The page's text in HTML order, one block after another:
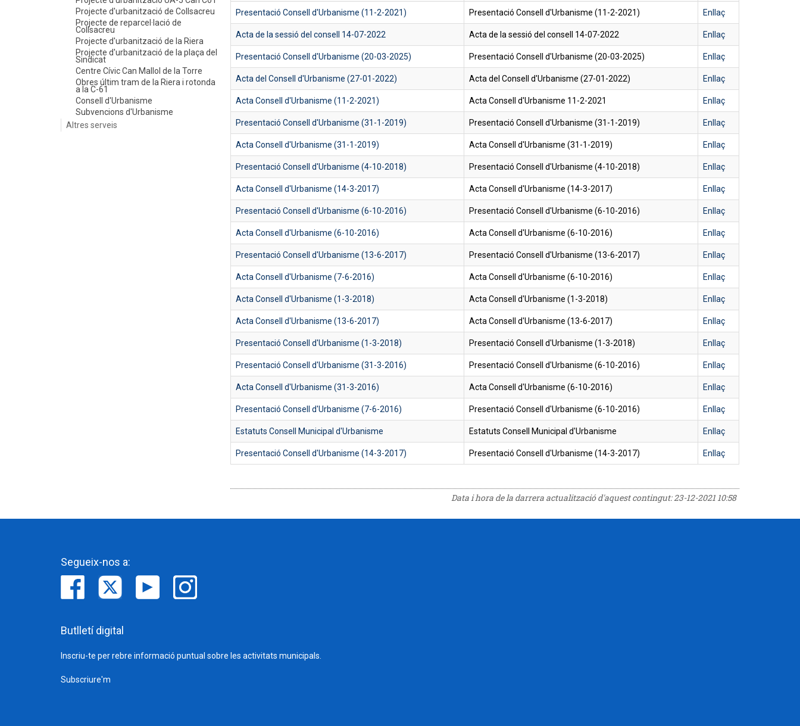
Projecte d'urbanització de Collsacreu
Projecte de reparcel·lació de
Collsacreu
Projecte d'urbanització de la Riera
Projecte d'urbanització de la plaça del
Sindicat
Centre Cívic Can Mallol de la Torre
Obres últim tram de la Riera i rotonda
a la C-61
Consell d'Urbanisme
Subvencions d'Urbanisme
Altres serveis
Presentació Consell d'Urbanisme (11-2-2021) Presentació Consell d'Urbanisme (11-2-2021) Enllaç
Acta de la sessió del consell 14-07-2022 Acta de la sessió del consell 14-07-2022 Enllaç
Presentació Consell d'Urbanisme (20-03-2025) Presentació Consell d'Urbanisme (20-03-2025) Enllaç
Acta del Consell d'Urbanisme (27-01-2022) Acta del Consell d'Urbanisme (27-01-2022) Enllaç
Acta Consell d'Urbanisme (11-2-2021) Acta Consell d'Urbanisme 11-2-2021 Enllaç
Presentació Consell d'Urbanisme (31-1-2019) Presentació Consell d'Urbanisme (31-1-2019) Enllaç
Acta Consell d'Urbanisme (31-1-2019) Acta Consell d'Urbanisme (31-1-2019) Enllaç
Presentació Consell d'Urbanisme (4-10-2018) Presentació Consell d'Urbanisme (4-10-2018) Enllaç
Acta Consell d'Urbanisme (14-3-2017) Acta Consell d'Urbanisme (14-3-2017) Enllaç
Presentació Consell d'Urbanisme (6-10-2016) Presentació Consell d'Urbanisme (6-10-2016) Enllaç
Acta Consell d'Urbanisme (6-10-2016) Acta Consell d'Urbanisme (6-10-2016) Enllaç
Presentació Consell d'Urbanisme (13-6-2017) Presentació Consell d'Urbanisme (13-6-2017) Enllaç
Acta Consell d'Urbanisme (7-6-2016) Acta Consell d'Urbanisme (6-10-2016) Enllaç
Acta Consell d'Urbanisme (1-3-2018) Acta Consell d'Urbanisme (1-3-2018) Enllaç
Acta Consell d'Urbanisme (13-6-2017) Acta Consell d'Urbanisme (13-6-2017) Enllaç
Presentació Consell d'Urbanisme (1-3-2018) Presentació Consell d'Urbanisme (1-3-2018) Enllaç
Presentació Consell d'Urbanisme (31-3-2016) Presentació Consell d'Urbanisme (6-10-2016) Enllaç
Acta Consell d'Urbanisme (31-3-2016) Acta Consell d'Urbanisme (6-10-2016) Enllaç
Presentació Consell d'Urbanisme (7-6-2016) Presentació Consell d'Urbanisme (6-10-2016) Enllaç
Estatuts Consell Municipal d'Urbanisme Estatuts Consell Municipal d'Urbanisme Enllaç
Presentació Consell d'Urbanisme (14-3-2017) Presentació Consell d'Urbanisme (14-3-2017) Enllaç
Data i hora de la darrera actualització d'aquest contingut:23-12-2021 10:58
Segueix-nos a:
Butlletí digital
Inscriu-te per rebre informació puntual sobre les activitats municipals.
Subscriure'm